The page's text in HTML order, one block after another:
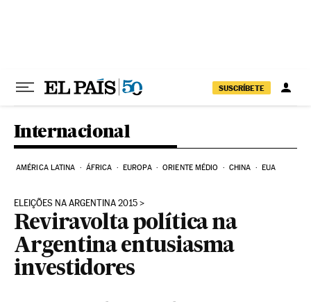
SUSCRÍBETE
Internacional
AMÉRICA LATINA ÁFRICA EUROPA ORIENTE MÉDIO CHINA EUA
ELEIÇÕES NA ARGENTINA 2015
Reviravolta política na
Argentina entusiasma
investidores